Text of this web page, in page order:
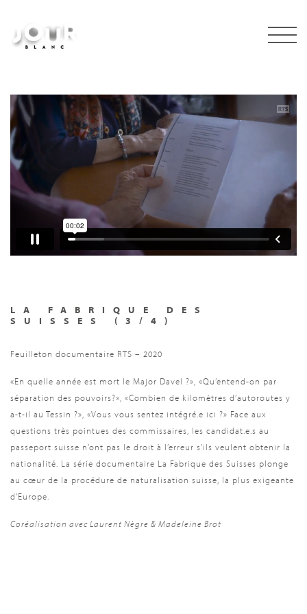
LA FABRIQUE DES
SUISSES (3/4)
Feuilleton documentaire RTS – 2020
«En quelle année est mort le Major Davel ?», «Qu’entend-on par
séparation des pouvoirs?», «Combien de kilomètres d’autoroutes y
a-t-il au Tessin ?», «Vous vous sentez intégré.e ici ?» Face aux
questions très pointues des commissaires, les candidat.e.s au
passeport suisse n’ont pas le droit à l’erreur s’ils veulent obtenir la
nationalité. La série documentaire La Fabrique des Suisses plonge
au cœur de la procédure de naturalisation suisse, la plus exigeante
d’Europe.
Coréalisation avec Laurent Nègre & Madeleine Brot